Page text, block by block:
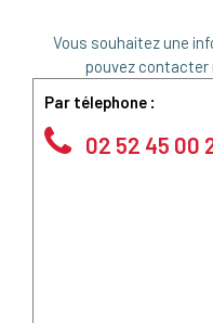
Vous souhaitez une
pouvez contacter
Par télephone :
02 52 45 00